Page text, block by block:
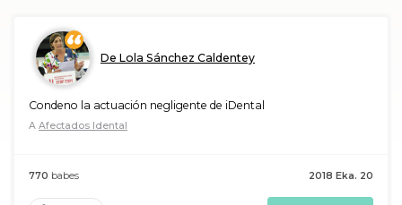
De Lola Sánchez Caldentey
Condeno la actuación negligente de iDental
A Afectados Idental
2018 Eka. 20
770 babes